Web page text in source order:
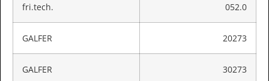
fri.tech. 052.0
GALFER 20273
GALFER 30273